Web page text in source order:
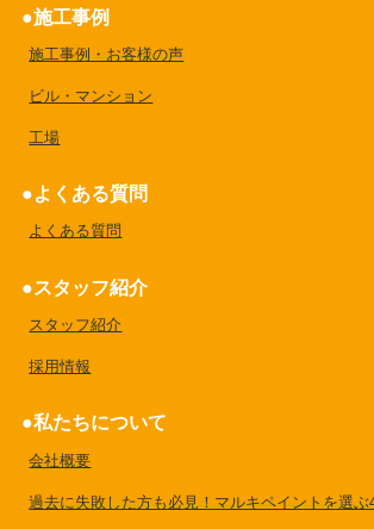
施工事例
施工事例・お客様の声
ビル・マンション
工場
よくある質問
よくある質問
スタッフ紹介
スタッフ紹介
採用情報
私たちについて
会社概要
過去に失敗した方も必見！マルキペイントを選ぶ